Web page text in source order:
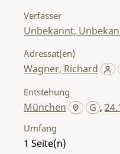
Verfasser
Unbekannt,
Adressat(en)
Wagner, Richard
Entstehung
München ,
Umfang
1